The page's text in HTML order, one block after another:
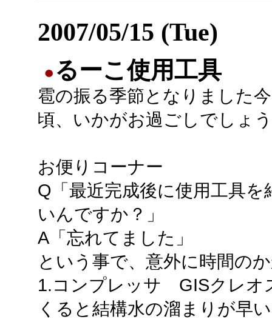
2007/05/15 (Tue)
●るーこ使用工具
雹の振る季節となりました
頃、いかがお過ごしでしょ
お便りコーナー
Q「最近完成後に使用工具を
いんですか？」
A「忘れてました」
という事で、意外に時間の
1.コンプレッサ GISクレオ
くると結構水の溜まりが早